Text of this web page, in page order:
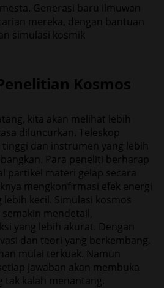
Generasi baru ilmuwan
mereka, dengan bantuan
simulasi kosmik
Kosmos
kita akan melihat lebih
diluncurkan. Teleskop
dan instrumen yang lebih
Para peneliti berharap
partikel materi gelap secara
mengkonfirmasi efek energi
lebih kecil. Simulasi kosmos
mendetail,
yang lebih akurat. Dengan
dan teori yang berkembang,
mulai terkuak. Namun
jawaban akan membuka
tak kalah menantang.